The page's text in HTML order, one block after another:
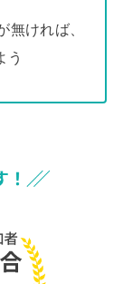
無ければ、
う